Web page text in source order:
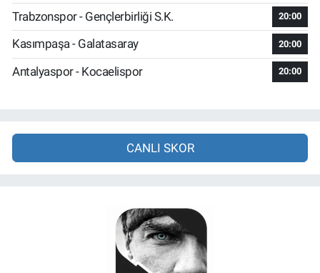
Trabzonspor - Gençlerbirliği S.K. 20:00
Kasımpaşa - Galatasaray 20:00
Antalyaspor - Kocaelispor 20:00
CANLI SKOR